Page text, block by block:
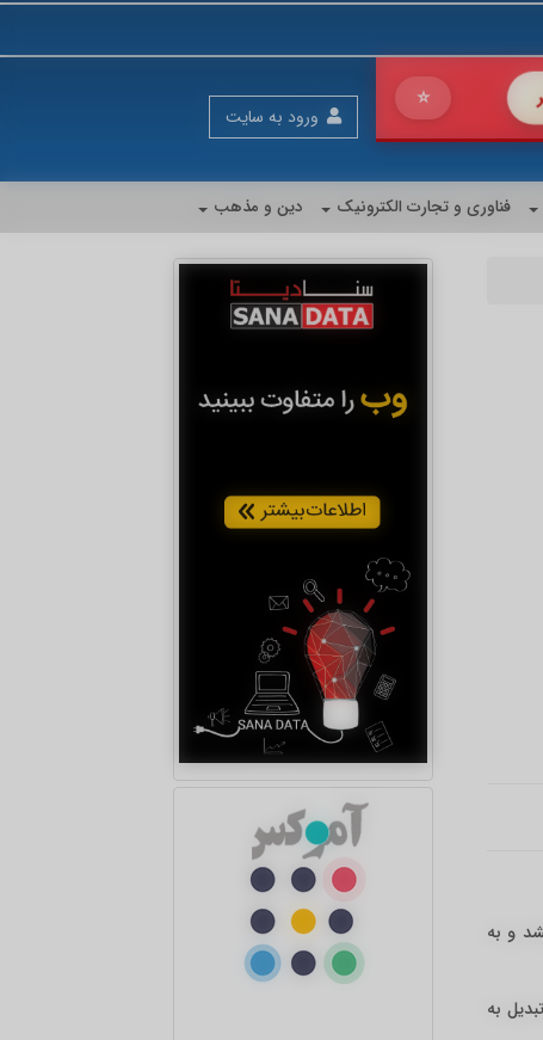
فروش بیشتر
ورود به سایت
فناوری و تجارت الکترونیک دین و مذهب
و به
به